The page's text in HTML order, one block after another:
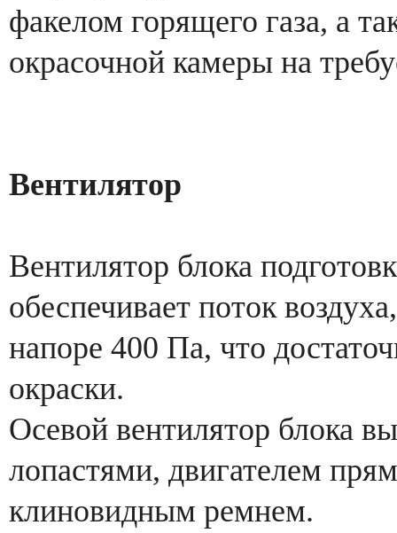
факелом горящего газа, а
окрасочной камеры на
Вентилятор
Вентилятор блока
обеспечивает поток
напоре 400 Па, что
окраски.
Осевой вентилятор блока
лопастями, двигателем
клиновидным ремнем.